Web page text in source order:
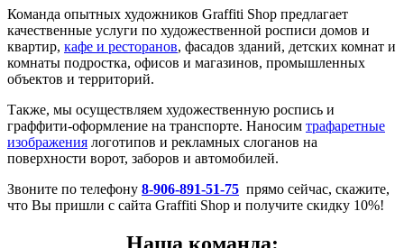
Команда опытных художников Graffiti Shop предлагает
качественные услуги по художественной росписи домов и
квартир, кафе и ресторанов, фасадов зданий, детских комнат и
комнаты подростка, офисов и магазинов, промышленных
объектов и территорий.
Также, мы осуществляем художественную роспись и
граффити-оформление на транспорте. Наносим трафаретные
изображения логотипов и рекламных слоганов на
поверхности ворот, заборов и автомобилей.
Звоните по телефону 8-906-891-51-75 прямо сейчас, скажите,
что Вы пришли с сайта Graffiti Shop и получите скидку 10%!
Наша команда: